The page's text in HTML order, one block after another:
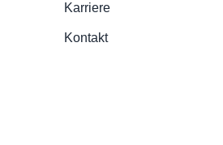
Karriere
Kontakt